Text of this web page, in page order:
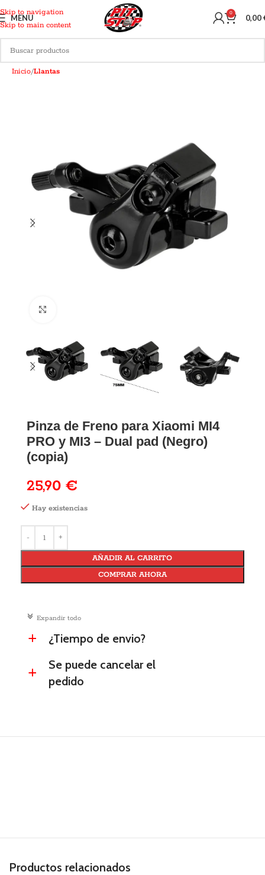
Skip to navigation
Skip to main content
MENU 0 0,00
Inicio Llantas
Pinza de Freno para Xiaomi MI4
PRO y MI3 – Dual pad (Negro)
(copia)
25,90 €
c Expandir todo
a ¿Tiempo de envio?
a
Se puede cancelar el
pedido
Hay existencias
AÑADIR AL CARRITO
COMPRAR AHORA
Productos relacionados